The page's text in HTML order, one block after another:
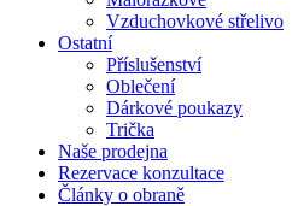
Vzduchovkové střelivo
Ostatní
Příslušenství
Oblečení
Dárkové poukazy
Trička
Naše prodejna
Rezervace konzultace
Články o obraně